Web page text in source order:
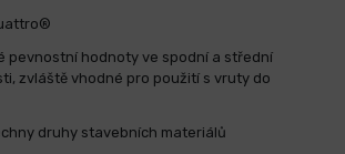
pevnostní hodnoty ve spodní a střední
zvláště vhodné pro použití s vruty do
druhy stavebních materiálů